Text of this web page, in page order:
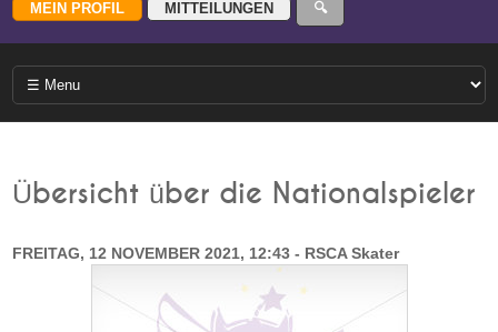
Übersicht über die Nationalspieler
FREITAG, 12 NOVEMBER 2021, 12:43 - RSCA Skater